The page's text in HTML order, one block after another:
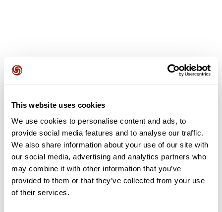
This website uses cookies
We use cookies to personalise content and ads, to
provide social media features and to analyse our traffic.
We also share information about your use of our site with
our social media, advertising and analytics partners who
may combine it with other information that you’ve
provided to them or that they’ve collected from your use
of their services.
Avis des utilisateurs
Soyez le premier à ajouter un avis !
Ajouter un avis
Résumé